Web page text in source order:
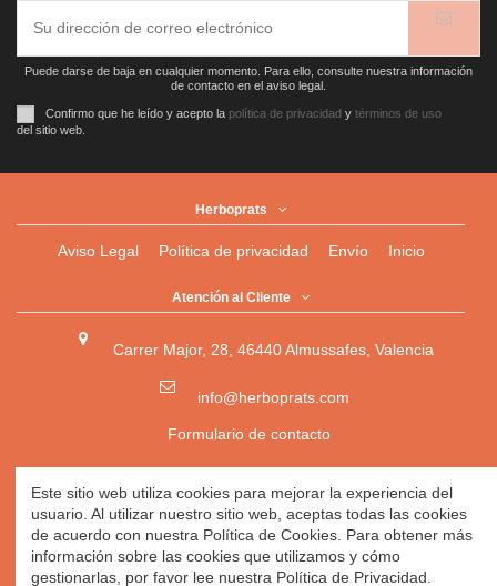
Puede darse de baja en cualquier momento. Para ello, consulte nuestra información
de contacto en el aviso legal.
Confirmo que he leído y acepto la política de privacidad y términos de uso
del sitio web.
Herboprats
Aviso Legal Política de privacidad Envío Inicio
Atención al Cliente
Carrer Major, 28, 46440 Almussafes, Valencia
info@herboprats.com
Formulario de contacto
Herbolario|Herboristería|Tienda Ecológica Online|
Herbodietética |Tienda Online de Productos Naturales|
Herbolario Online
Este sitio web utiliza cookies para mejorar la experiencia del
usuario. Al utilizar nuestro sitio web, aceptas todas las cookies
de acuerdo con nuestra Política de Cookies. Para obtener más
información sobre las cookies que utilizamos y cómo
gestionarlas, por favor lee nuestra Política de Privacidad.